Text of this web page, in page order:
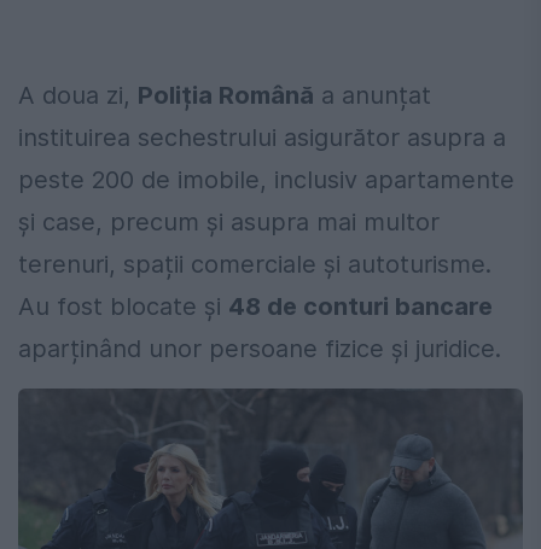
A doua zi, Poliția Română a anunțat
instituirea sechestrului asigurător asupra a
peste 200 de imobile, inclusiv apartamente
și case, precum și asupra mai multor
terenuri, spații comerciale și autoturisme.
Au fost blocate și 48 de conturi bancare
aparținând unor persoane fizice și juridice.